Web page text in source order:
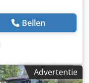
Bellen
Advertentie